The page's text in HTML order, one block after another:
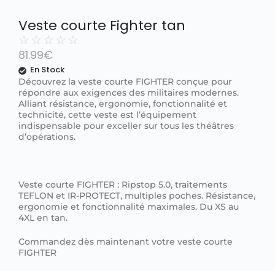
Veste courte Fighter tan
☆ ☆ ☆ ☆ ☆
81.99€
En Stock
Découvrez la veste courte FIGHTER conçue pour
répondre aux exigences des militaires modernes.
Alliant résistance, ergonomie, fonctionnalité et
technicité, cette veste est l’équipement
indispensable pour exceller sur tous les théâtres
d’opérations.
Veste courte FIGHTER : Ripstop 5.0, traitements
TEFLON et IR-PROTECT, multiples poches. Résistance,
ergonomie et fonctionnalité maximales. Du XS au
4XL en tan.
Commandez dès maintenant votre veste courte
FIGHTER